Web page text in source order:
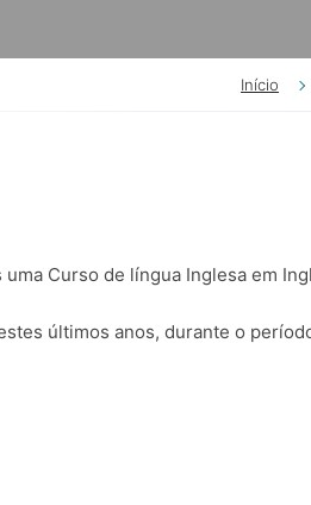
Início
Curso de língua Inglesa em
últimos anos, durante o